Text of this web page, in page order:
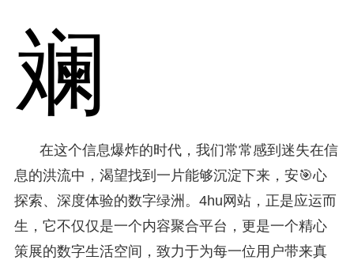
斓
在这个信息爆炸的时代，我们常常感到迷失在信
息的洪流中，渴望找到一片能够沉淀下来，安🎯心
探索、深度体验的数字绿洲。4hu网站，正是应运而
生，它不仅仅是一个内容聚合平台，更是一个精心
策展的数字生活空间，致力于为每一位用户带来真